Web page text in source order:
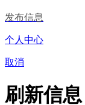
发布信息
个人中心
取消
刷新信